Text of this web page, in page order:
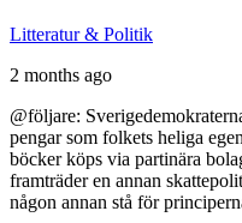
Litteratur & Politik
2 months ago
@följare:
pengar som folkets heliga
böcker köps via partinära
framträder en annan
någon annan stå för